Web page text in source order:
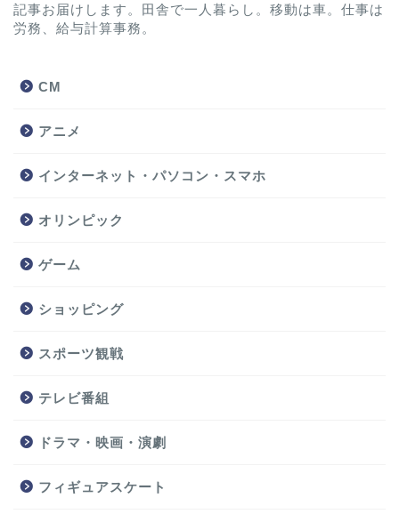
記事お届けします。田舎で一人暮らし。移動は車。仕事は
労務、給与計算事務。
CM
アニメ
インターネット・パソコン・スマホ
オリンピック
ゲーム
ショッピング
スポーツ観戦
テレビ番組
ドラマ・映画・演劇
フィギュアスケート